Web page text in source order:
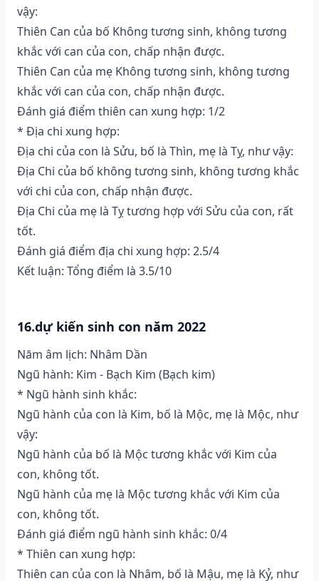
vậy:
Thiên Can của bố Không tương sinh, không tương
khắc với can của con, chấp nhận được.
Thiên Can của mẹ Không tương sinh, không tương
khắc với can của con, chấp nhận được.
Đánh giá điểm thiên can xung hợp: 1/2
* Địa chi xung hợp:
Địa chi của con là Sửu, bố là Thìn, mẹ là Tỵ, như vậy:
Địa Chi của bố không tương sinh, không tương khắc
với chi của con, chấp nhận được.
Địa Chi của mẹ là Tỵ tương hợp với Sửu của con, rất
tốt.
Đánh giá điểm địa chi xung hợp: 2.5/4
Kết luận: Tổng điểm là 3.5/10
16.dự kiến sinh con năm 2022
Năm âm lịch: Nhâm Dần
Ngũ hành: Kim - Bạch Kim (Bạch kim)
* Ngũ hành sinh khắc:
Ngũ hành của con là Kim, bố là Mộc, mẹ là Mộc, như
vậy:
Ngũ hành của bố là Mộc tương khắc với Kim của
con, không tốt.
Ngũ hành của mẹ là Mộc tương khắc với Kim của
con, không tốt.
Đánh giá điểm ngũ hành sinh khắc: 0/4
* Thiên can xung hợp:
Thiên can của con là Nhâm, bố là Mậu, mẹ là Kỷ, như